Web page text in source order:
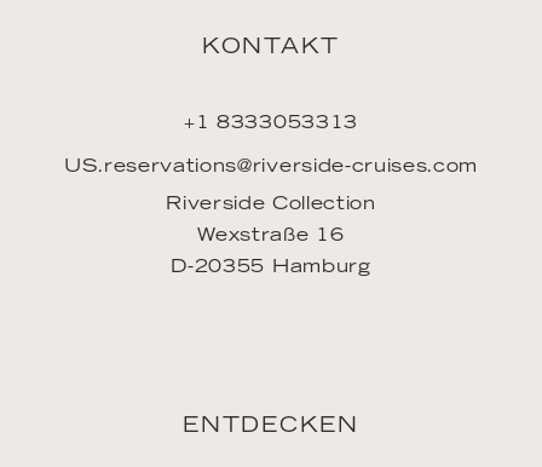
KONTAKT
+1 8333053313
US.reservations@riverside-cruises.com
Riverside Collection
Wexstraße 16
D-20355 Hamburg
ENTDECKEN